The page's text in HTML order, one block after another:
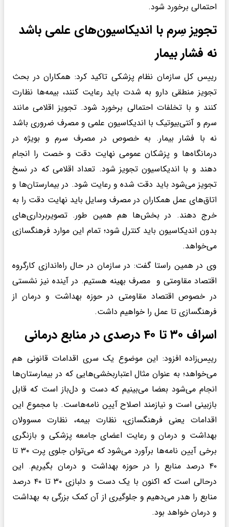
احتمالی برخورد شود.
تجویز سِرم با اندیکاسیون‌های علمی باشد
نه فشار بیمار
رییس کل سازمان نظام پزشکی تاکید کرد: همکاران در بحث
تجویز منطقی دارو به شدت باید رعایت کنند، بیمه‌ها نظارت
کنند و با تخلفات احتمالی برخورد شود. تجویز اقلامی مانند
سرم و آنتی‌بیوتیک با اندیکاسیون علمی و مصرف ضروری باشد
نه با فشار بیمار. به خصوص در مصرف سرم و بویژه در
درمانگاه‌ها و پزشکان عمومی نهایت دقت و خصت را انجام
دهند و با اندیکاسیون‌ تجویز شود. تعداد اقلامی که در نسخ
تجویز می‌شود باید دقت شده و رعایت شود. در بیمارستان‌ها و
اتاق‌های عمل همکاران در مصرف وسایل باید نهایت دقت را به
خرج دهند. در بخش‌ها هم همین طور. تصویربرداری‌های
بدون اندیکاسیون باید کنترل شود؛ تمام این موارد فرهنگسازی
می‌خواهد.
وی در همین راستا گفت: در سازمان در حال راه‌اندازی کارگروه
اقتصاد مقاومتی و مصرف بهینه هستیم. در آینده نیز نشستی
در خصوص اقتصاد مقاومتی در حوزه بهداشت و درمان از
فرهنگسازی تا عمل را خواهیم داشت.
اسراف ۳۰ تا ۴۰ درصدی در منابع درمانی
رییس‌زاده افزود: این موضوع یک سری اقدامات قانونی هم
می‌خواهد؛ به عنوان مثال اعتباربخشی‌هایی که در بیمارستان‌ها
انجام می‌شود بعضا می‌بینیم که دست و دل‌باز است که قابل
بازبینی است و نیازمند اصلاح آیین نامه‌هاست. با مجموع این
اقدامات یعنی فرهنگسازی، نظارت بیمه، نظارت مسوولان
بهداشت و درمان و رعایت اعضای جامعه پزشکی و بازنگری
برخی آیین نامه‌ها برآورد می‌شود که می‌توان جلوی پرت ۳۰ تا
۴۰ درصد منابع را در حوزه بهداشت و درمان بگیریم. این
درحالی است که اکنون با یک دست و دلبازی ۳۰ تا ۴۰ درصد
منابع را هدر می‌دهیم و جلوگیری از آن کمک بزرگی به بهداشت
و درمان خواهد بود.